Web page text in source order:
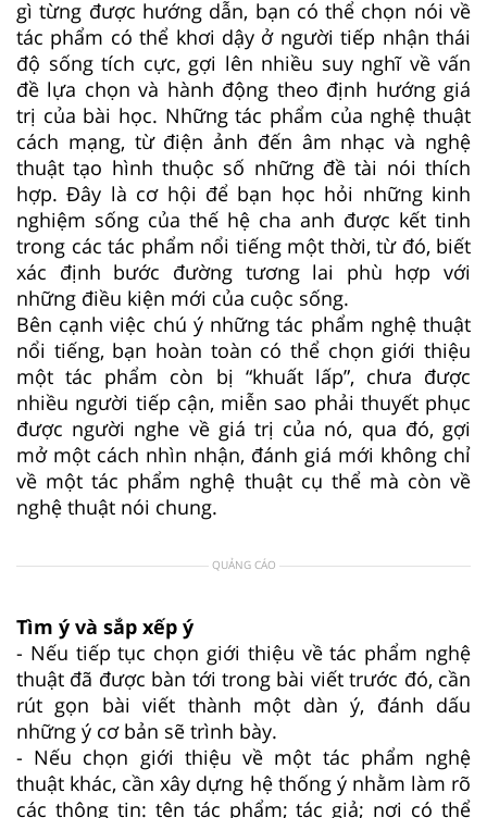
gì từng được hướng dẫn, bạn có thể chọn nói về
tác phẩm có thể khơi dậy ở người tiếp nhận thái
độ sống tích cực, gợi lên nhiều suy nghĩ về vấn
đề lựa chọn và hành động theo định hướng giá
trị của bài học. Những tác phẩm của nghệ thuật
cách mạng, từ điện ảnh đến âm nhạc và nghệ
thuật tạo hình thuộc số những đề tài nói thích
hợp. Đây là cơ hội để bạn học hỏi những kinh
nghiệm sống của thế hệ cha anh được kết tinh
trong các tác phẩm nổi tiếng một thời, từ đó, biết
xác định bước đường tương lai phù hợp với
những điều kiện mới của cuộc sống.
Bên cạnh việc chú ý những tác phẩm nghệ thuật
nổi tiếng, bạn hoàn toàn có thể chọn giới thiệu
một tác phẩm còn bị “khuất lấp”, chưa được
nhiều người tiếp cận, miễn sao phải thuyết phục
được người nghe về giá trị của nó, qua đó, gợi
mở một cách nhìn nhận, đánh giá mới không chỉ
về một tác phẩm nghệ thuật cụ thể mà còn về
nghệ thuật nói chung.
QUẢNG CÁO
Tìm ý và sắp xếp ý
- Nếu tiếp tục chọn giới thiệu về tác phẩm nghệ
thuật đã được bàn tới trong bài viết trước đó, cần
rút gọn bài viết thành một dàn ý, đánh dấu
những ý cơ bản sẽ trình bày.
- Nếu chọn giới thiệu về một tác phẩm nghệ
thuật khác, cần xây dựng hệ thống ý nhằm làm rõ
các thông tin: tên tác phẩm; tác giả; nơi có thể